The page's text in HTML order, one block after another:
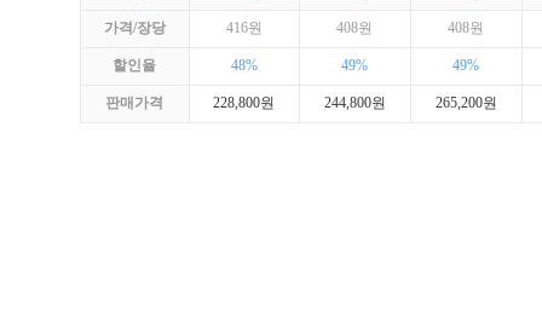
가격/장당 416원 408원 408원
할인율 48% 49% 49%
판매가격 228,800원 244,800원 265,200원